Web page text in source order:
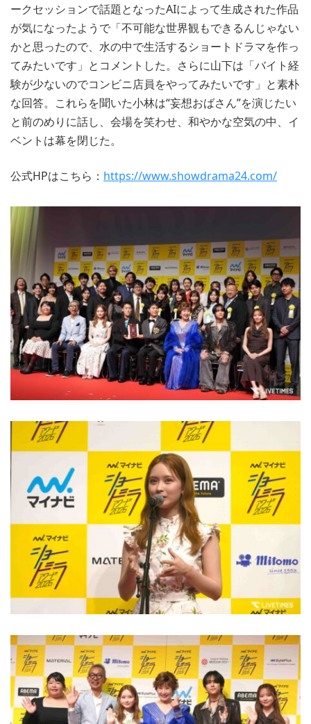
ークセッションで話題となったAIによって生成された作品
が気になったようで「不可能な世界観もできるんじゃない
かと思ったので、水の中で生活するショートドラマを作っ
てみたいです」とコメントした。さらに山下は「バイト経
験が少ないのでコンビニ店員をやってみたいです」と素朴
な回答。これらを聞いた小林は“妄想おばさん”を演じたい
と前のめりに話し、会場を笑わせ、和やかな空気の中、イ
ベントは幕を閉じた。
公式HPはこちら： https://www.showdrama24.com/